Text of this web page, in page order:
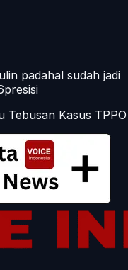
padahal sudah jadi
Tebusan Kasus TPPO